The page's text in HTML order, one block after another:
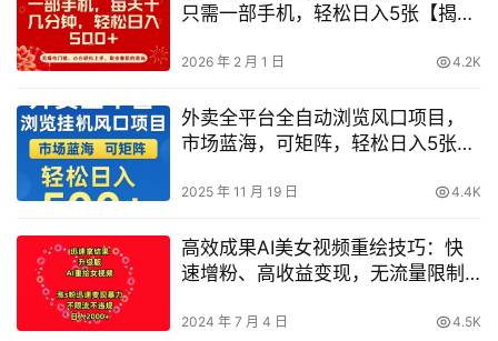
只需一部手机，轻松日入5张【揭
2026 年 2 月 1 日 4.2K
外卖全平台全自动浏览风口项目，
市场蓝海，可矩阵，轻松日入5张+
2025 年 11 月 19 日 4.4K
高效成果AI美女视频重绘技巧：快
速增粉、高收益变现，无流量限制
【揭秘】
2024 年 7 月 4 日 4.5K